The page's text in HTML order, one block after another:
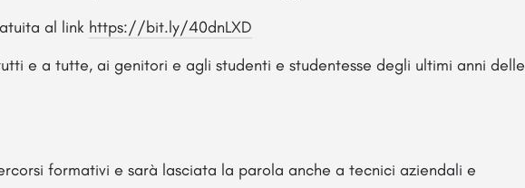
al link https://bit.ly/40dnLXD
e a tutte, ai genitori e agli studenti e studentesse degli ultimi anni delle
formativi e sarà lasciata la parola anche a tecnici aziendali e